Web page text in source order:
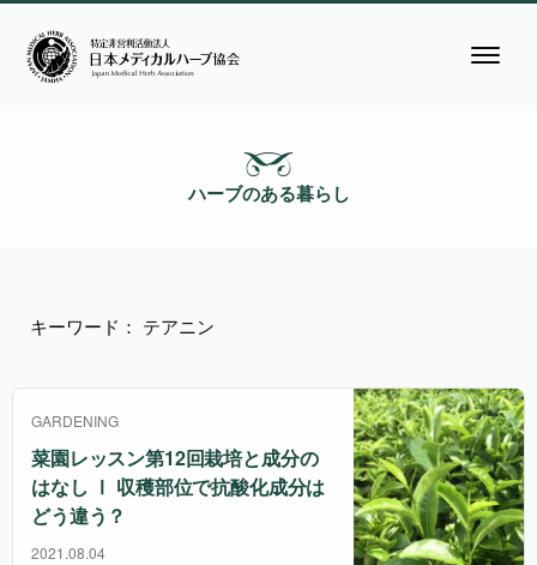
ハーブのある暮らし
キーワード： テアニン
GARDENING
菜園レッスン第12回栽培と成分の
はなし Ⅰ 収穫部位で抗酸化成分は
どう違う？
2021.08.04